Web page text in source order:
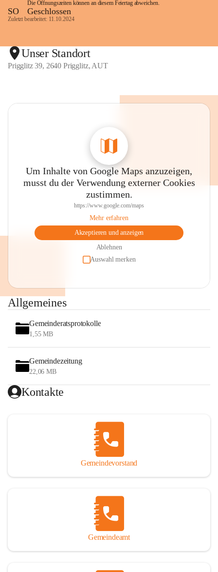
Die Öffnungszeiten können an diesem Feiertag abweichen.
SO Geschlossen
Zuletzt bearbeitet: 11.10.2024
Unser Standort
Prigglitz 39, 2640 Prigglitz, AUT
Um Inhalte von Google Maps anzuzeigen,
musst du der Verwendung externer Cookies
zustimmen.
https://www.google.com/maps
Mehr erfahren
Akzeptieren und anzeigen
Ablehnen
Auswahl merken
Allgemeines
Gemeinderatsprotokolle
1,55 MB
Gemeindezeitung
22,06 MB
Kontakte
Gemeindevorstand
Gemeindeamt